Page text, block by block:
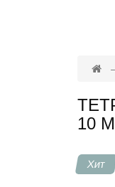
10
Хит